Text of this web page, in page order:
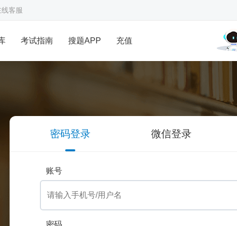
线客服
考试指南 搜题APP 充值
密码登录 微信登录
账号
密码